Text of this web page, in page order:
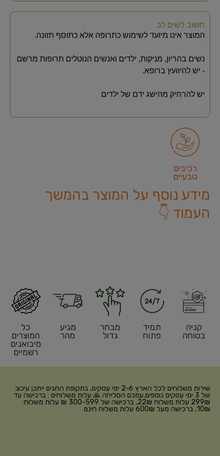
חשוב לשים לב
המוצר אינו מיועד לשימוש כתרופה אלא כתוסף תזונה.
נשים בהריון, מניקות, ילדים ואנשים הנוטלים תרופות מרשם
- יש להיוועץ ברופא.
יש להרחיק מהישג ידם של ילדים
רכיבים
טבעיים
מידע נוסף על המוצר בהמשך
העמוד 👇
קניה
בטוחה
תמיד
פתוח
מבחר
גדול
מגיע
מהר
כל
המוצרים
מיבואנים
רשמיים
שירות משלוחים לכל הארץ 2-6 ימי עסקים, בתקופת החגים ייתכן עיכוב
של 3 ימי עסקים נוספים,עמכם הסליחה 🙏 עלות משלוחים : ברכישה עד
299₪ עלות משלוח 22₪, ברכישה של 300-599 ₪ עלות משלוח:
10₪, ברכישה מעל 600₪ עלות משלוח חינם